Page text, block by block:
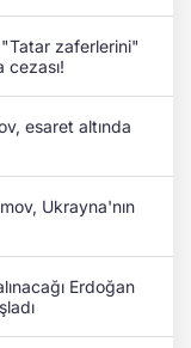
zaferlerini"
esaret altında
Ukrayna'nın
Erdoğan